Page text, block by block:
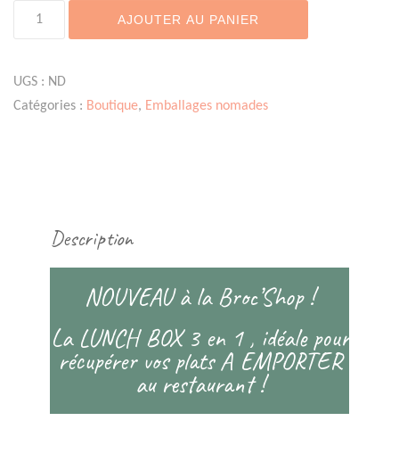
quantité
de
BOX
METAL
AJOUTER AU PANIER
UGS : ND
Catégories : Boutique, Emballages nomades
Description
NOUVEAU à la Broc’Shop !
La LUNCH BOX 3 en 1 , idéale pour
récupérer vos plats A EMPORTER
au restaurant !